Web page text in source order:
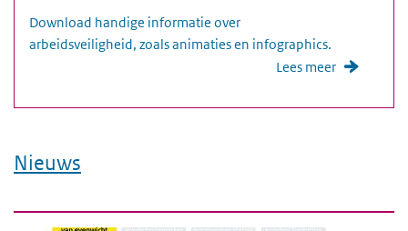
Download handige informatie over
arbeidsveiligheid, zoals animaties en infographics.
Lees meer
Nieuws